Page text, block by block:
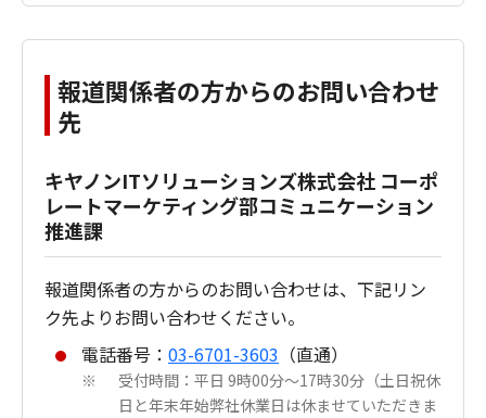
報道関係者の方からのお問い合わせ
先
キヤノンITソリューションズ株式会社 コーポ
レートマーケティング部コミュニケーション
推進課
報道関係者の方からのお問い合わせは、下記リン
ク先よりお問い合わせください。
電話番号： 03-6701-3603 （直通）
※
受付時間：平日 9時00分～17時30分（土日祝休
日と年末年始弊社休業日は休ませていただきま